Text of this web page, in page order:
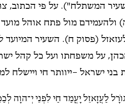
המשתלח"). על פי הכתוב,
ולהעמידם מול פתח אוהל
(פסוק ח). השעיר המיועד
על משפחתו ועל כל קהל
ישראל –ייוותר חי ויישלח
לַעֲזָאזֵל יָעֳמַד חַי לִפְנֵי יְ־הוָה